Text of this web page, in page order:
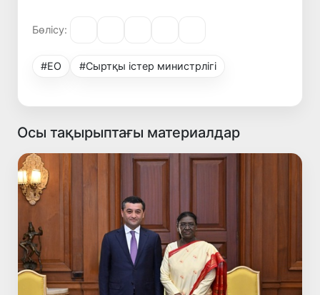
Бөлісу:
#ЕО #Сыртқы істер министрлігі
Осы тақырыптағы материалдар